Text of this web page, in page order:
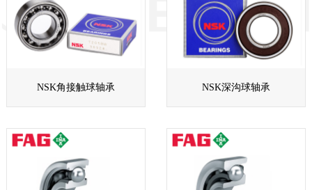
NSK角接触球轴承 NSK深沟球轴承